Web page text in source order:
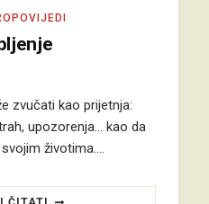
zvučati kao prijetnja:
upozorenja... kao da
životima.…